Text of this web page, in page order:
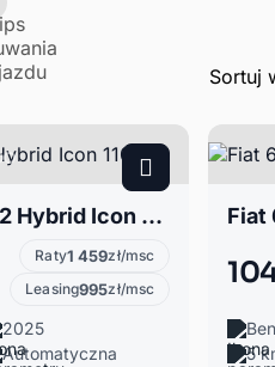
Sortuj
Fiat Grande Panda 1.2 Hybrid Icon 110KM
Raty1 459zł/msc
Leasing995zł/msc
2025
Automatyczna
Fiat
5